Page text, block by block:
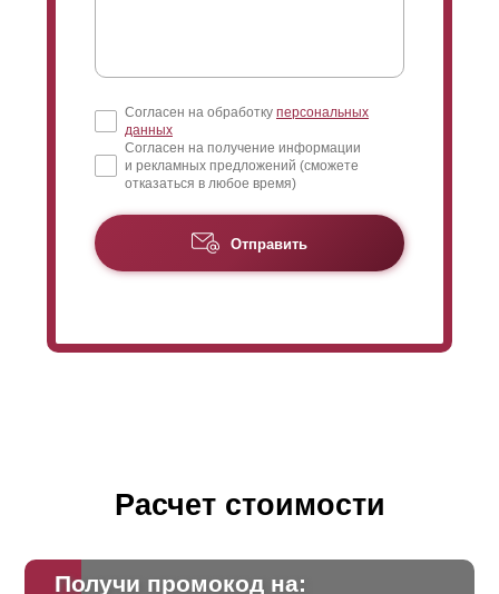
Согласен на обработку персональных
данных
Согласен на получение информации
и рекламных предложений (сможете
отказаться в любое время)
Отправить
Расчет стоимости
Получи промокод на: